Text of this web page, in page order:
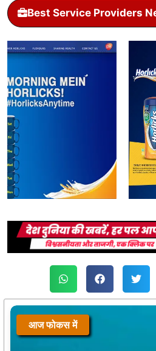
Best Service Providers
आज फोकस में